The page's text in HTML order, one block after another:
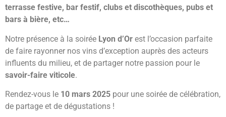
terrasse festive, bar festif, clubs et discothèques, pubs et
bars à bière, etc…
Notre présence à la soirée Lyon d’Or est l’occasion parfaite
de faire rayonner nos vins d’exception auprès des acteurs
influents du milieu, et de partager notre passion pour le
savoir-faire viticole.
Rendez-vous le 10 mars 2025 pour une soirée de célébration,
de partage et de dégustations !